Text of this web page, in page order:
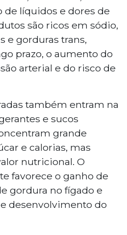
de líquidos e dores de
são ricos em sódio,
e gorduras trans,
prazo, o aumento do
arterial e do risco de
também entram na
e sucos
grande
e calorias, mas
nutricional. O
favorece o ganho de
gordura no fígado e
desenvolvimento do